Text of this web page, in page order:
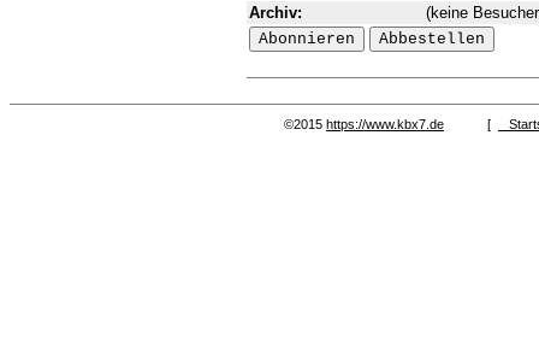
Archiv:
(keine
©2015 https://www.kbx7.de [